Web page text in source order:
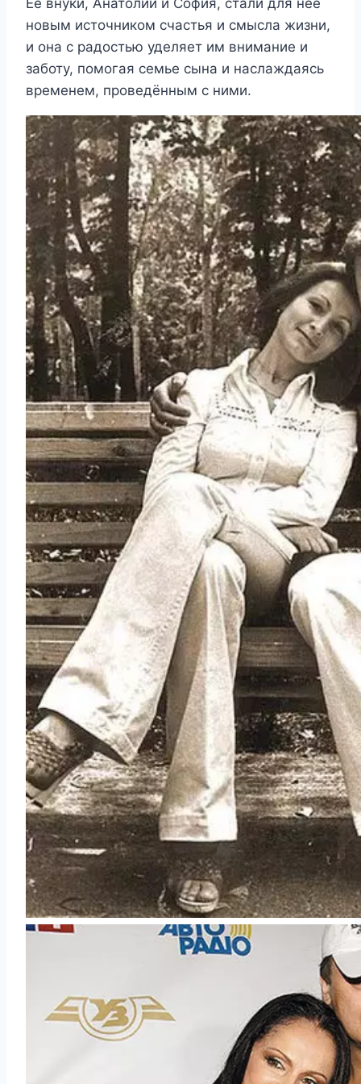
Её внуки, Анатолий и София, стали для неё
новым источником счастья и смысла жизни,
и она с радостью уделяет им внимание и
заботу, помогая семье сына и наслаждаясь
временем, проведённым с ними.